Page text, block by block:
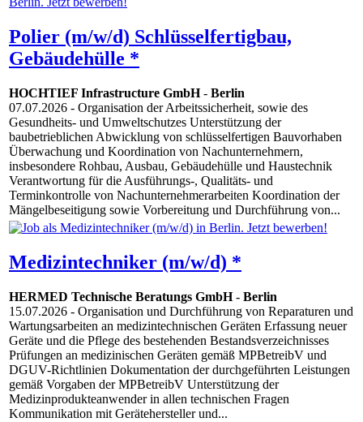
Polier (m/w/d) Schlüsselfertigbau,
Gebäudehülle *
HOCHTIEF Infrastructure GmbH- Berlin
07.07.2026 - Organisation der Arbeitssicherheit, sowie des
Gesundheits- und Umweltschutzes Unterstützung der
baubetrieblichen Abwicklung von schlüsselfertigen Bauvorhaben
Überwachung und Koordination von Nachunternehmern,
insbesondere Rohbau, Ausbau, Gebäudehülle und Haustechnik
Verantwortung für die Ausführungs-, Qualitäts- und
Terminkontrolle von Nachunternehmerarbeiten Koordination der
Mängelbeseitigung sowie Vorbereitung und Durchführung von...
Medizintechniker (m/w/d) *
HERMED Technische Beratungs GmbH- Berlin
15.07.2026 - Organisation und Durchführung von Reparaturen und
Wartungsarbeiten an medizintechnischen Geräten Erfassung neuer
Geräte und die Pflege des bestehenden Bestandsverzeichnisses
Prüfungen an medizinischen Geräten gemäß MPBetreibV und
DGUV-Richtlinien Dokumentation der durchgeführten Leistungen
gemäß Vorgaben der MPBetreibV Unterstützung der
Medizinprodukteanwender in allen technischen Fragen
Kommunikation mit Gerätehersteller und...